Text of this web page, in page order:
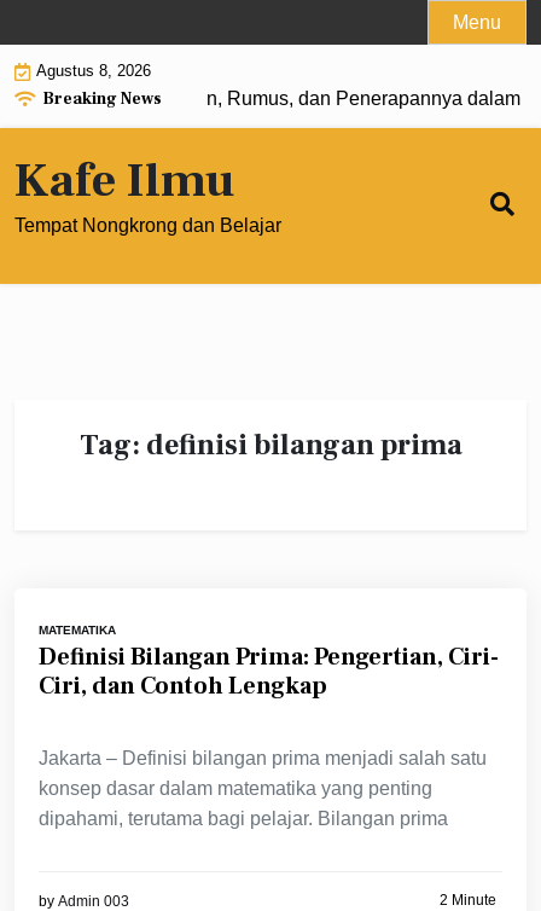
to
content
Menu
Agustus 8, 2026
Breaking News
Pangkat 0: Pengertian, Rumus, dan Penerapannya dalam
Kafe Ilmu
Tempat Nongkrong dan Belajar
Tag: definisi bilangan prima
MATEMATIKA
Definisi Bilangan Prima: Pengertian, Ciri-
Ciri, dan Contoh Lengkap
Jakarta – Definisi bilangan prima menjadi salah satu
konsep dasar dalam matematika yang penting
dipahami, terutama bagi pelajar. Bilangan prima
by Admin 003 2 Minute